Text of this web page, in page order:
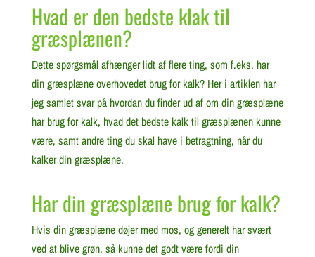
Hvad er den bedste klak til
græsplænen?
Dette spørgsmål afhænger lidt af flere ting, som f.eks. har
din græsplæne overhovedet brug for kalk? Her i artiklen har
jeg samlet svar på hvordan du finder ud af om din græsplæne
har brug for kalk, hvad det bedste kalk til græsplænen kunne
være, samt andre ting du skal have i betragtning, når du
kalker din græsplæne.
Har din græsplæne brug for kalk?
Hvis din græsplæne døjer med mos, og generelt har svært
ved at blive grøn, så kunne det godt være fordi din